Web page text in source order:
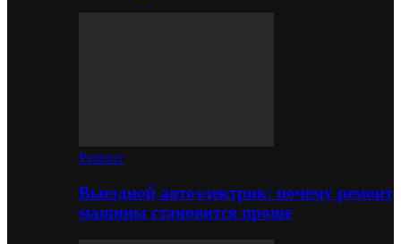
Ремонт
Выездной автоэлектрик: почему ремонт
машины становится проще